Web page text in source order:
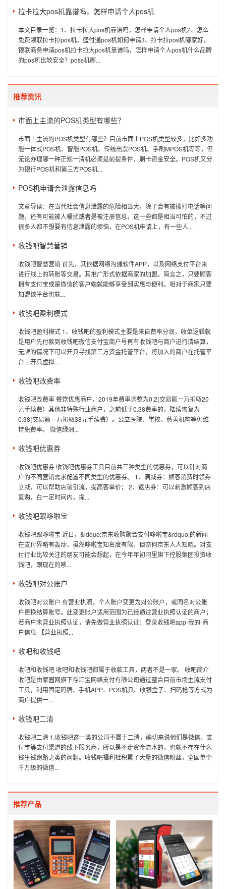
拉卡拉大pos机靠谱吗，怎样申请个人pos机
本文目录一览：1、拉卡拉大pos机靠谱吗，怎样申请个人pos机2、怎么
免费领取拉卡拉pos机，盛付通pos机如何申请3、拉卡拉pos机哪家好，
银联商务申请pos机拉卡拉大pos机靠谱吗，怎样申请个人pos机什么品牌
的pos机比较安全？poss机哪...
推荐资讯
市面上主流的POS机类型有哪些？
市面上主流的POS机类型有哪些？目前市面上POS机类型较多，比如多功
能一体式POS机、智能POS机、传统出票POS机、手刷MPOS机等等，但
无论办理哪一种正规一清机必须是前提条件，刷卡资金安全。POS机又分
为银行POS机和第三方POS机...
POS机申请会泄露信息吗
文章导读：在当代社会信息泄露的危险相当大，除了会有被拨打电话等问
题，还有可能被人骚扰或者是被注册信息，这一些都是相当可怕的，不过
很多人都不想要有信息泄露的烦恼，在POS机申请上，有一些人...
收钱吧智慧营销
收钱吧智慧营销 首先，其依据网络沟通软件APP，以及网络支付平台来
进行线上的转账等交易。其推广形式依据商家的加盟。简言之，只要顾客
拥有支付宝或是微信的客户端就能够享受到实惠与便利。相对于商家只要
加盟该平台也就...
收钱吧盈利模式
收钱吧盈利模式 1、收钱吧的盈利模式主要是来自费率分润，收单逻辑就
是用户先付款到收钱吧微信支付宝商户号再有收钱吧与商户进行清结算，
无牌的情况下可以开具寻找第三方资金托管平台，将加入的商户在托管平
台上开具虚拟...
收钱吧改费率
收钱吧改费率 餐饮优惠商户，2019年费率调整为0.2(交易额一万扣取20
元手续费）其他非特殊行业商户，之前低于0.38费率的，陆续恢复为
0.38(交易额一万扣取38元手续费）。公立医院、学校、慈善机构等仍维
持免费率。 微信绿洲...
收钱吧优惠券
收钱吧优惠券 收钱吧优惠券工具目前共三种类型的优惠券，可以针对商
户的不同营销需求配置不同类型的优惠券。 1、满减券：顾客消费时领券
立减，可以帮助店铺引流，提高客单价； 2、返店券：可以刺激顾客到店
复购，在一定时间内，提...
收钱吧跟哆啦宝
收钱吧跟哆啦宝 近日，&ldquo;京东收购聚合支付哆啦宝&rdquo;的新闻
在支付界略有轰动，虽然哆啦宝知名度有限，但奈何京东人人知晓。对支
付行业比较关注的朋友可能会想起，在今年年初阿里旗下控股集团投资收
钱吧，跟现在的哆...
收钱吧对公账户
收钱吧对公账户 有营业执照，个人账户变更为对公账户，或同名对公账
户更换结算账号。此变更账户适用范围为已经通过营业执照认证的商户；
若商户未营业执照认证，请先做营业执照认证：登录收钱吧app-我的-商
户信息-【营业执照...
收吧和收钱吧
收吧和收钱吧 收吧和收钱吧都属于收款工具，两者不是一家。 收吧简介
收吧是由家园网旗下存汇宝网络支付有限公司通过整合目前市场主流支付
工具，利用固定码牌、手机APP、POS机具、收银盒子、扫码枪等方式为
商户提供一...
收钱吧二清
收钱吧二清 1.收钱吧这一类的公司不属于二清，确切来说他们是微信、支
付宝等支付渠道的线下服务商，所以是不走资金流水的，也就不存在什么
钱生钱跑路之类的问题。收钱吧福利社积累了大量的微信粉丝，全国单个
千万级的微信...
推荐产品